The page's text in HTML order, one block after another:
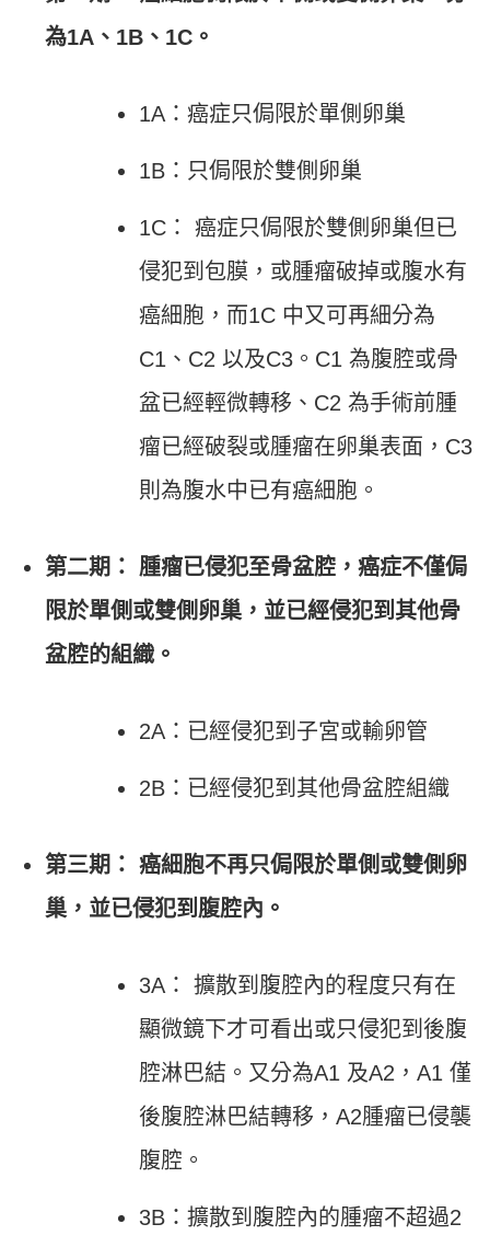
為1A、1B、1C。
1A：癌症只侷限於單側卵巢
1B：只侷限於雙側卵巢
1C： 癌症只侷限於雙側卵巢但已
侵犯到包膜，或腫瘤破掉或腹水有
癌細胞，而1C 中又可再細分為
C1、C2 以及C3。C1 為腹腔或骨
盆已經輕微轉移、C2 為手術前腫
瘤已經破裂或腫瘤在卵巢表面，C3
則為腹水中已有癌細胞。
第二期： 腫瘤已侵犯至骨盆腔，癌症不僅侷
限於單側或雙側卵巢，並已經侵犯到其他骨
盆腔的組織。
2A：已經侵犯到子宮或輸卵管
2B：已經侵犯到其他骨盆腔組織
第三期： 癌細胞不再只侷限於單側或雙側卵
巢，並已侵犯到腹腔內。
3A： 擴散到腹腔內的程度只有在
顯微鏡下才可看出或只侵犯到後腹
腔淋巴結。又分為A1 及A2，A1 僅
後腹腔淋巴結轉移，A2腫瘤已侵襲
腹腔。
3B：擴散到腹腔內的腫瘤不超過2